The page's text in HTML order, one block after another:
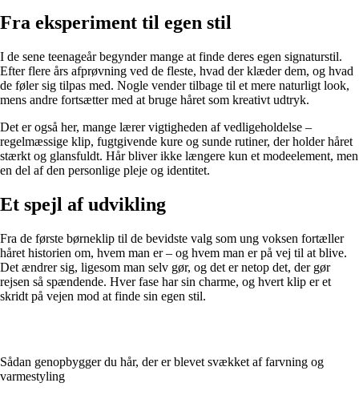
Fra eksperiment til egen stil
I de sene teenageår begynder mange at finde deres egen signaturstil.
Efter flere års afprøvning ved de fleste, hvad der klæder dem, og hvad
de føler sig tilpas med. Nogle vender tilbage til et mere naturligt look,
mens andre fortsætter med at bruge håret som kreativt udtryk.
Det er også her, mange lærer vigtigheden af vedligeholdelse –
regelmæssige klip, fugtgivende kure og sunde rutiner, der holder håret
stærkt og glansfuldt. Hår bliver ikke længere kun et modeelement, men
en del af den personlige pleje og identitet.
Et spejl af udvikling
Fra de første børneklip til de bevidste valg som ung voksen fortæller
håret historien om, hvem man er – og hvem man er på vej til at blive.
Det ændrer sig, ligesom man selv gør, og det er netop det, der gør
rejsen så spændende. Hver fase har sin charme, og hvert klip er et
skridt på vejen mod at finde sin egen stil.
Sådan genopbygger du hår, der er blevet svækket af farvning og
varmestyling